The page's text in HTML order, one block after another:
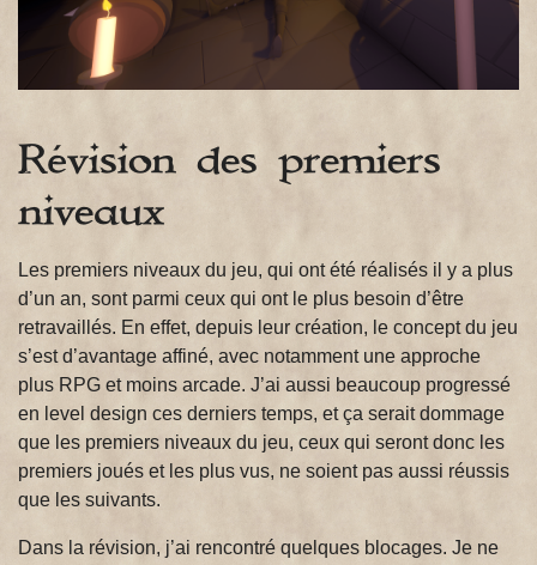
Révision des premiers
niveaux
Les premiers niveaux du jeu, qui ont été réalisés il y a plus
d’un an, sont parmi ceux qui ont le plus besoin d’être
retravaillés. En effet, depuis leur création, le concept du jeu
s’est d’avantage affiné, avec notamment une approche
plus RPG et moins arcade. J’ai aussi beaucoup progressé
en level design ces derniers temps, et ça serait dommage
que les premiers niveaux du jeu, ceux qui seront donc les
premiers joués et les plus vus, ne soient pas aussi réussis
que les suivants.
Dans la révision, j’ai rencontré quelques blocages. Je ne